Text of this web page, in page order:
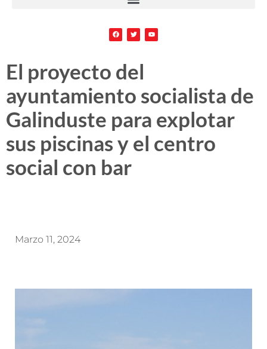
El proyecto del
ayuntamiento socialista de
Galinduste para explotar
sus piscinas y el centro
social con bar
Marzo 11, 2024